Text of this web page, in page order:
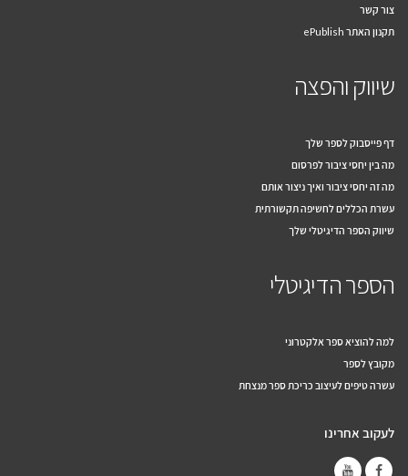
צור קשר
תקנון האתר ePublish
שיווק והפצה
דף פייסבוק לספר שלך
מה בין יחסי ציבור לפרסום
מה זה יחסי ציבור ואיך ניצור אותם
עשרת הכללים לחשיפה תקשורתית
שיווק הספר הדיגיטלי שלך
הספר הדיגיטלי
למה להוציא ספר אלקטרוני
מקובץ לספר
עשרה טיפים לעיצוב כריכת ספר מנצחת
לעקוב אחרינו